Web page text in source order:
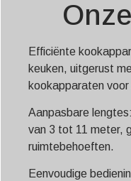
Efficiënte
keuken, uitgerust
kookapparaten
Aanpasbare
van 3 tot 11 meter,
ruimtebehoeften.
Eenvoudige